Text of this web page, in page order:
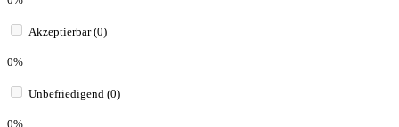
Akzeptierbar (0)
0%
Unbefriedigend (0)
0%